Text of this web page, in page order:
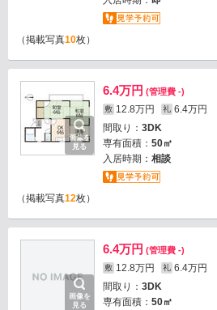
（掲載写真10枚）
画像を
見る
6.4万円 (管理費 -)
敷 12.8万円 礼 6.4万円
間取り： 3DK
専有面積： 50㎡
入居時期： 相談
（掲載写真12枚）
画像を
見る
6.4万円 (管理費 -)
敷 12.8万円 礼 6.4万円
間取り： 3DK
専有面積： 50㎡